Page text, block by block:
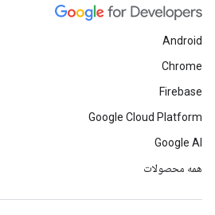
Android
Chrome
Firebase
Google Cloud Platform
Google AI
همه محصولات